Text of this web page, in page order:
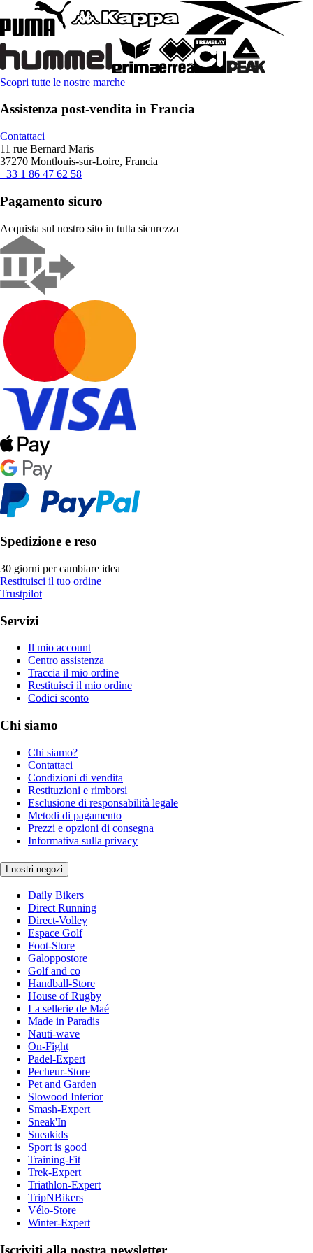
Scopri tutte le nostre marche
Assistenza post-vendita in Francia
Contattaci
11 rue Bernard Maris
37270 Montlouis-sur-Loire, Francia
+33 1 86 47 62 58
Pagamento sicuro
Acquista sul nostro sito in tutta sicurezza
Spedizione e reso
30 giorni per cambiare idea
Restituisci il tuo ordine
Trustpilot
Servizi
Il mio account
Centro assistenza
Traccia il mio ordine
Restituisci il mio ordine
Codici sconto
Chi siamo
Chi siamo?
Contattaci
Condizioni di vendita
Restituzioni e rimborsi
Esclusione di responsabilità legale
Metodi di pagamento
Prezzi e opzioni di consegna
Informativa sulla privacy
I nostri negozi
Daily Bikers
Direct Running
Direct-Volley
Espace Golf
Foot-Store
Galoppostore
Golf and co
Handball-Store
House of Rugby
La sellerie de Maé
Made in Paradis
Nauti-wave
On-Fight
Padel-Expert
Pecheur-Store
Pet and Garden
Slowood Interior
Smash-Expert
Sneak'In
Sneakids
Sport is good
Training-Fit
Trek-Expert
Triathlon-Expert
TripNBikers
Vélo-Store
Winter-Expert
Iscriviti alla nostra newsletter